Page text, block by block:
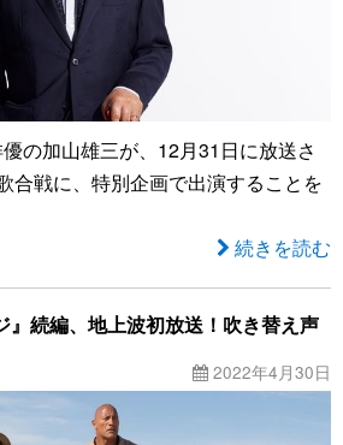
の加山雄三が、12月31日に放送さ
合戦に、特別企画で出演することを
続きを読む
』続編、地上波初放送！吹き替え声
2022年4月30日